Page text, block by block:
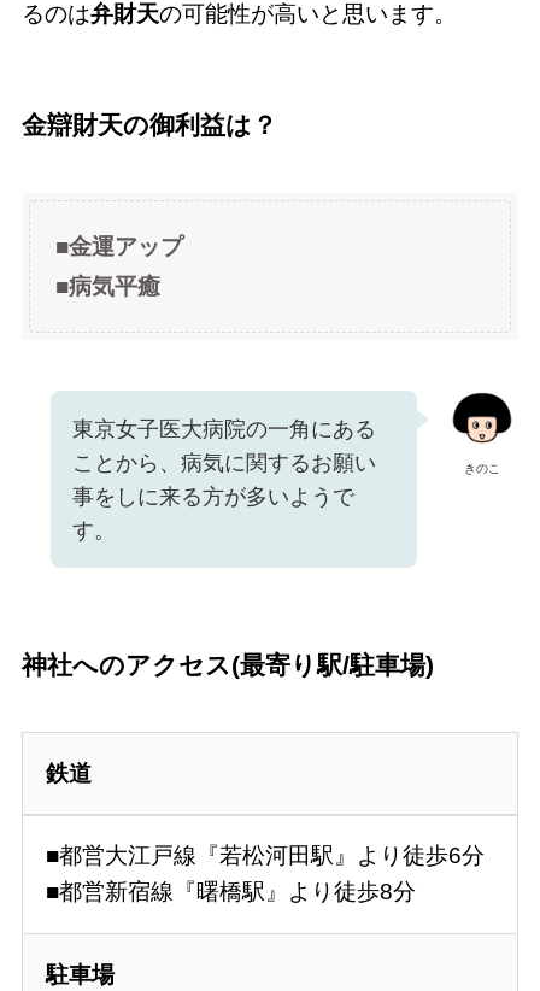
るのは弁財天の可能性が高いと思います。
金辯財天の御利益は？
■金運アップ
■病気平癒
きのこ
東京女子医大病院の一角にある
ことから、病気に関するお願い
事をしに来る方が多いようで
す。
神社へのアクセス(最寄り駅/駐車場)
鉄道
■都営大江戸線『若松河田駅』より徒歩6分
■都営新宿線『曙橋駅』より徒歩8分
駐車場